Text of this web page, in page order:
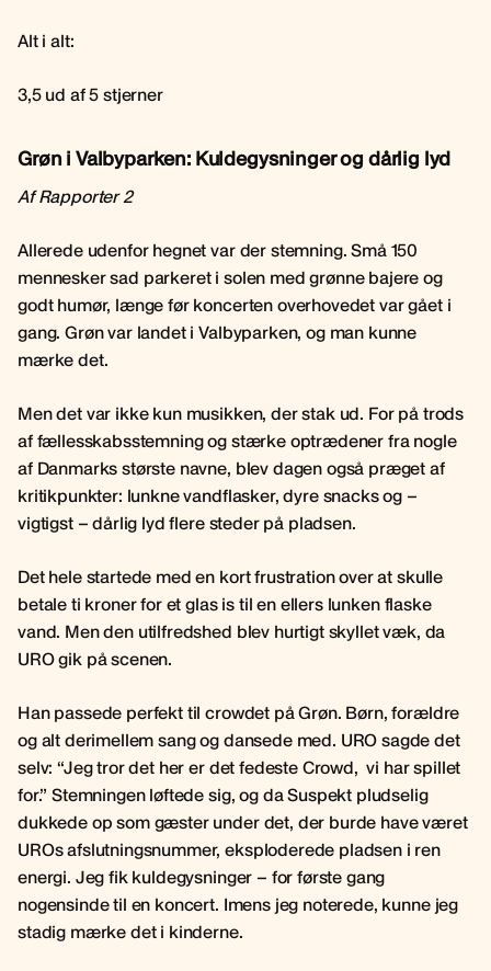
Alt i alt:
3,5 ud af 5 stjerner
Grøn i Valbyparken: Kuldegysninger og dårlig lyd
Af Rapporter 2
Allerede udenfor hegnet var der stemning. Små 150
mennesker sad parkeret i solen med grønne bajere og
godt humør, længe før koncerten overhovedet var gået i
gang. Grøn var landet i Valbyparken, og man kunne
mærke det.
Men det var ikke kun musikken, der stak ud. For på trods
af fællesskabsstemning og stærke optrædener fra nogle
af Danmarks største navne, blev dagen også præget af
kritikpunkter: lunkne vandflasker, dyre snacks og –
vigtigst – dårlig lyd flere steder på pladsen.
Det hele startede med en kort frustration over at skulle
betale ti kroner for et glas is til en ellers lunken flaske
vand. Men den utilfredshed blev hurtigt skyllet væk, da
URO gik på scenen.
Han passede perfekt til crowdet på Grøn. Børn, forældre
og alt derimellem sang og dansede med. URO sagde det
selv: “Jeg tror det her er det fedeste Crowd, vi har spillet
for.” Stemningen løftede sig, og da Suspekt pludselig
dukkede op som gæster under det, der burde have været
UROs afslutningsnummer, eksploderede pladsen i ren
energi. Jeg fik kuldegysninger – for første gang
nogensinde til en koncert. Imens jeg noterede, kunne jeg
stadig mærke det i kinderne.